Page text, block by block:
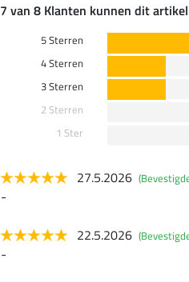
7 van 8 Klanten kunnen dit
5 Sterren
4 Sterren
3 Sterren
2 Sterren
1 Ster
27.5.2026
-
22.5.2026
-